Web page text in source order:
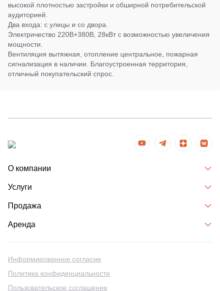
высокой плотностью застройки и обширной потребительской
аудиторией.
Два входа: с улицы и со двора.
Электричество 220В+380В, 28кВт с возможностью увеличения
мощности.
Вентиляция вытяжная, отопление центральное, пожарная
сигнализация в наличии. Благоустроенная территория,
отличный покупательский спрос.
О компании
Услуги
Продажа
Аренда
Информированное согласие
Политика конфиденциальности
Пользовательское соглашение